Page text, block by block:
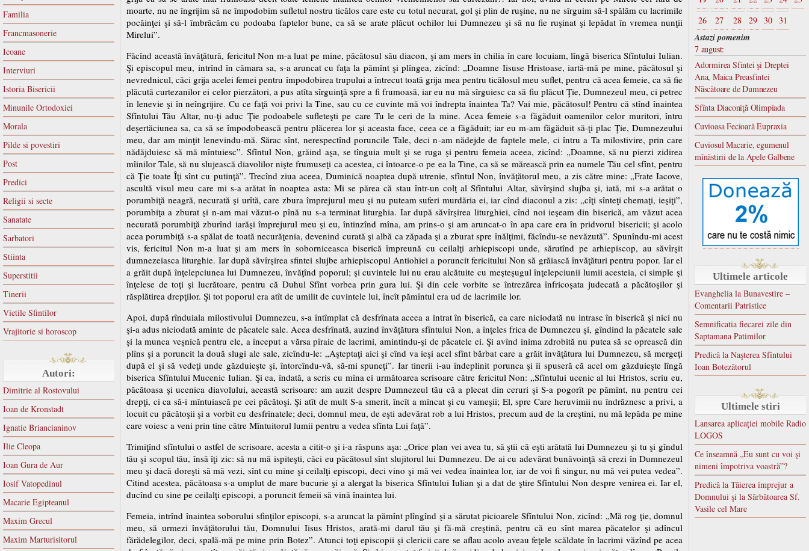
Familia
Francmasonerie
Icoane
Interviuri
Istoria Bisericii
Minunile Ortodoxiei
Morala
Pilde si povestiri
Post
Predici
Religii si secte
Sanatate
Sarbatori
Stiinta
Superstitii
Tinerii
Vietile Sfintilor
Vrajitorie si horoscop
Autori:
Dimitrie al Rostovului
Ioan de Kronstadt
Ignatie Briancianinov
Ilie Cleopa
Ioan Gura de Aur
Iosif Vatopedinul
Macarie Egipteanul
Maxim Grecul
Maxim Marturisitorul
26
27 28 29 30 31
Astazi pomenim
7 august:
Adormirea Sfintei şi Dreptei
Ana, Maica Preasfintei
Născătoare de Dumnezeu
Sfînta Diaconiţă Olimpiada
Cuvioasa Fecioară Eupraxia
Cuviosul Macarie, egumenul
mînăstirii de la Apele Galbene
Ultimele articole
Evanghelia la Bunavestire –
Comentarii Patristice
Semnificatia fiecarei zile din
Saptamana Patimilor
Predică la Naşterea Sfîntului
Ioan Botezătorul
Ultimele stiri
Lansarea aplicației mobile Radio
LOGOS
Ce înseamnă „Eu sunt cu voi şi
nimeni împotriva voastră”?
Predică la Tăierea împrejur a
Domnului şi la Sărbătoarea Sf.
Vasile cel Mare
moarte, nu ne îngrijim să ne împodobim sufletul nostru ticălos care este cu totul necurat, gol şi plin de ruşine, nu ne sîrguim să-l spălăm cu lacrimile
pocăinţei şi să-l îmbrăcăm cu podoaba faptelor bune, ca să se arate plăcut ochilor lui Dumnezeu şi să nu fie ruşinat şi lepădat în vremea nunţii
Mirelui”.
Făcînd această învăţătură, fericitul Non m-a luat pe mine, păcătosul său diacon, şi am mers în chilia în care locuiam, lîngă biserica Sfîntului Iulian.
Şi episcopul meu, intrînd în cămara sa, s-a aruncat cu faţa la pămînt şi plîngea, zicînd: „Doamne Iisuse Hristoase, iartă-mă pe mine, păcătosul şi
nevrednicul, căci grija acelei femei pentru împodobirea trupului a întrecut toată grija mea pentru ticălosul meu suflet, pentru că acea femeie, ca să fie
plăcută curtezanilor ei celor pierzători, a pus atîta sîrguinţă spre a fi frumoasă, iar eu nu mă sîrguiesc ca să fiu plăcut Ţie, Dumnezeul meu, ci petrec
în lenevie şi în neîngrijire. Cu ce faţă voi privi la Tine, sau cu ce cuvinte mă voi îndrepta înaintea Ta? Vai mie, păcătosul! Pentru că stînd înaintea
Sfîntului Tău Altar, nu-ţi aduc Ţie podoabele sufleteşti pe care Tu le ceri de la mine. Acea femeie s-a făgăduit oamenilor celor muritori, întru
deşertăciunea sa, ca să se împodobească pentru plăcerea lor şi aceasta face, ceea ce a făgăduit; iar eu m-am făgăduit să-ţi plac Ţie, Dumnezeului
meu, dar am minţit lenevindu-mă. Sărac sînt, nerespectînd poruncile Tale, deci n-am nădejde de faptele mele, ci întru a Ta milostivire, prin care
nădăjduiesc să mă mîntuiesc”. Sfîntul Non, grăind aşa, se tînguia mult şi se ruga şi pentru femeia aceea, zicînd: „Doamne, să nu pierzi zidirea
mîinilor Tale, să nu slujească diavolilor nişte frumuseţi ca acestea, ci întoarce-o pe ea la Tine, ca să se mărească prin ea numele Tău cel sfînt, pentru
că Ţie toate Îţi sînt cu putinţă”. Trecînd ziua aceea, Duminică noaptea după utrenie, sfîntul Non, învăţătorul meu, a zis către mine: „Frate Iacove,
ascultă visul meu care mi s-a arătat în noaptea asta: Mi se părea că stau într-un colţ al Sfîntului Altar, săvîrşind slujba şi, iată, mi s-a arătat o
porumbiţă neagră, necurată şi urîtă, care zbura împrejurul meu şi nu puteam suferi murdăria ei, iar cînd diaconul a zis: „cîţi sînteţi chemaţi, ieşiţi”,
porumbiţa a zburat şi n-am mai văzut-o pînă nu s-a terminat liturghia. Iar după săvîrşirea liturghiei, cînd noi ieşeam din biserică, am văzut acea
necurată porumbiţă zburînd iarăşi împrejurul meu şi eu, întinzînd mîna, am prins-o şi am aruncat-o în apa care era în pridvorul bisericii; şi acolo
acea porumbiţă s-a spălat de toată necurăţenia, devenind curată şi albă ca zăpada şi a zburat spre înălţimi, făcîndu-se nevăzută”. Spunîndu-mi acest
vis, fericitul Non m-a luat şi am mers în soborniceasca biserică împreună cu ceilalţi arhiepiscopi unde, sărutînd pe arhiepiscop, au săvîrşit
dumnezeiasca liturghie. Iar după săvîrşirea sfintei slujbe arhiepiscopul Antiohiei a poruncit fericitului Non să grăiască învăţături pentru popor. Iar el
a grăit după înţelepciunea lui Dumnezeu, învăţînd poporul; şi cuvintele lui nu erau alcătuite cu meşteşugul înţelepciunii lumii acesteia, ci simple şi
înţelese de toţi şi lucrătoare, pentru că Duhul Sfînt vorbea prin gura lui. Şi din cele vorbite se întrezărea înfricoşata judecată a păcătoşilor şi
răsplătirea drepţilor. Şi tot poporul era atît de umilit de cuvintele lui, încît pămîntul era ud de lacrimile lor.
Apoi, după rînduiala milostivului Dumnezeu, s-a întîmplat că desfrînata aceea a intrat în biserică, ea care niciodată nu intrase în biserică şi nici nu
şi-a adus niciodată aminte de păcatele sale. Acea desfrînată, auzind învăţătura sfîntului Non, a înţeles frica de Dumnezeu şi, gîndind la păcatele sale
şi la munca veşnică pentru ele, a început a vărsa pîraie de lacrimi, amintindu-şi de păcatele ei. Şi avînd inima zdrobită nu putea să se oprească din
plîns şi a poruncit la două slugi ale sale, zicîndu-le: „Aşteptaţi aici şi cînd va ieşi acel sfînt bărbat care a grăit învăţătura lui Dumnezeu, să mergeţi
după el şi să vedeţi unde găzduieşte şi, întorcîndu-vă, să-mi spuneţi”. Iar tinerii i-au îndeplinit porunca şi îi spuseră că acel om găzduieşte lîngă
biserica Sfîntului Mucenic Iulian. Şi ea, îndată, a scris cu mîna ei următoarea scrisoare către fericitul Non: „Sfîntului ucenic al lui Hristos, scriu eu,
păcătoasa şi ucenica diavolului, această scrisoare: am auzit despre Dumnezeul tău că a plecat din ceruri şi S-a pogorît pe pămînt, nu pentru cei
drepţi, ci ca să-i mîntuiască pe cei păcătoşi. Şi atît de mult S-a smerit, încît a mîncat şi cu vameşii; El, spre Care heruvimii nu îndrăznesc a privi, a
locuit cu păcătoşii şi a vorbit cu desfrînatele; deci, domnul meu, de eşti adevărat rob a lui Hristos, precum aud de la creştini, nu mă lepăda pe mine
care voiesc a veni prin tine către Mîntuitorul lumii pentru a vedea sfînta Lui faţă”.
Trimiţînd sfîntului o astfel de scrisoare, acesta a citit-o şi i-a răspuns aşa: „Orice plan vei avea tu, să ştii că eşti arătată lui Dumnezeu şi tu şi gîndul
tău şi scopul tău, însă îţi zic: să nu mă ispiteşti, căci eu păcătosul sînt slujitorul lui Dumnezeu. De ai cu adevărat bunăvoinţă să crezi în Dumnezeul
meu şi dacă doreşti să mă vezi, sînt cu mine şi ceilalţi episcopi, deci vino şi mă vei vedea înaintea lor, iar de voi fi singur, nu mă vei putea vedea”.
Citind acestea, păcătoasa s-a umplut de mare bucurie şi a alergat la biserica Sfîntului Iulian şi a dat de ştire Sfîntului Non despre venirea ei. Iar el,
ducînd cu sine pe ceilalţi episcopi, a poruncit femeii să vină înaintea lui.
Femeia, intrînd înaintea soborului sfinţilor episcopi, s-a aruncat la pămînt plîngînd şi a sărutat picioarele Sfîntului Non, zicînd: „Mă rog ţie, domnul
meu, să urmezi învăţătorului tău, Domnului Iisus Hristos, arată-mi darul tău şi fă-mă creştină, pentru că eu sînt marea păcatelor şi adîncul
fărădelegilor, deci, spală-mă pe mine prin Botez”. Atunci toţi episcopii şi clericii care se aflau acolo aveau feţele scăldate în lacrimi văzînd pe acea